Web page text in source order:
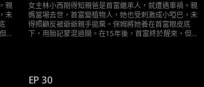
親
未
是
女主林小西剛得知親爸是首富繼承人，就遭遇車禍。親
媽當場去世，首富變植物人，她也受刺激成小啞巴，未
得照顧反被爺爺親手拋棄。保姆將她養在首富眼皮底
下，用胎記蒙混過關。在15年後，首富終於醒來，但是
EP 30